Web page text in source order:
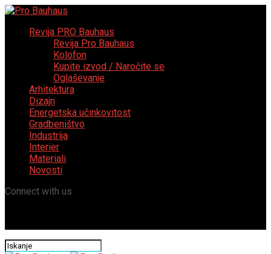
Revija PRO Bauhaus
Revija Pro Bauhaus
Kolofon
Kupite izvod / Naročite se
Oglaševanje
Arhitektura
Dizajn
Energetska učinkovitost
Gradbeništvo
Industrija
Interier
Materiali
Novosti
Connect with us